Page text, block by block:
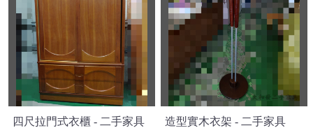
四尺拉門式衣櫃 - 二手家具
造型實木衣架 - 二手家具